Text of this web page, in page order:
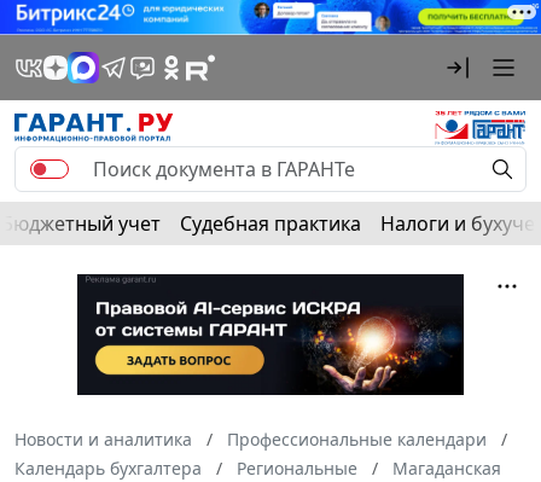
Бюджетный учет Судебная практика Налоги и
Новости и аналитика
Профессиональные календари
Календарь бухгалтера
Региональные
Магаданская